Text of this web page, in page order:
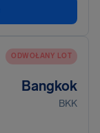
ODWOŁANY LOT
Bangkok
BKK